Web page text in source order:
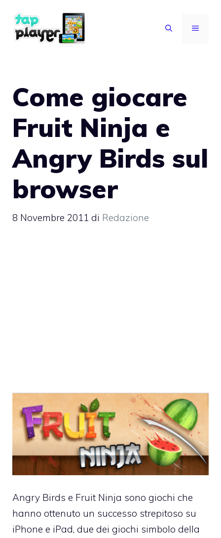
contenuto
MENU
Come giocare
Fruit Ninja e
Angry Birds sul
browser
8 Novembre 2011 di Redazione
Angry Birds e Fruit Ninja sono giochi che
hanno ottenuto un successo strepitoso su
iPhone e iPad, due dei giochi simbolo della